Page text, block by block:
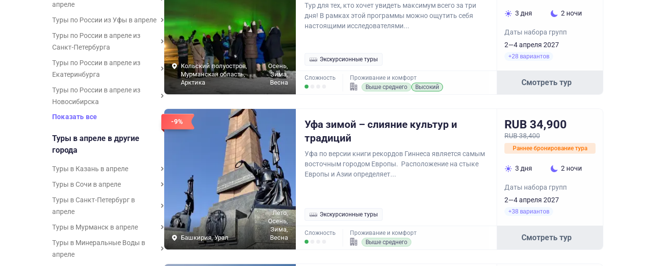
апреле
Туры по России из Уфы в апреле
Туры по России в апреле из
Санкт-Петербурга
Туры по России в апреле из
Екатеринбурга
Туры по России в апреле из
Новосибирска
Показать все
Туры в апреле в другие
города
Туры в Казань в апреле
Туры в Сочи в апреле
Туры в Санкт-Петербург в
апреле
Туры в Мурманск в апреле
Туры в Минеральные Воды в
апреле
Кольский полуостров,
Мурманская область,
Арктика
Осень,
Зима,
Весна
Тур для тех, кто хочет увидеть максимум всего за три
дня! В рамках этой программы можно ощутить себя
настоящими исследователями...
Экскурсионные туры
Сложность
Проживание и комфорт
Выше среднего
Высокий
3 дня 2 ночи
Даты набора групп
2—4 апреля 2027
+28 вариантов
Смотреть тур
-9%
Башкирия, Урал
Лето,
Осень,
Зима,
Весна
Уфа зимой – слияние культур и
традиций
Уфа по версии книги рекордов Гиннеса является самым
восточным городом Европы. Расположение на стыке
Европы и Азии определяет...
Экскурсионные туры
Сложность
Проживание и комфорт
Выше среднего
RUB 34,900
RUB 38,400
Раннее бронирование тура
3 дня 2 ночи
Даты набора групп
2—4 апреля 2027
+38 вариантов
Смотреть тур